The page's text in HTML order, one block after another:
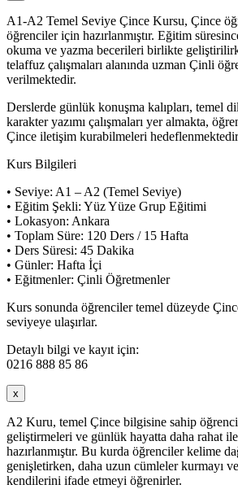
A1-A2 Temel Seviye Çince Kursu, Çince
öğrenciler için hazırlanmıştır. Eğitim
okuma ve yazma becerileri birlikte
telaffuz çalışmaları alanında uzman Çinli
verilmektedir.
Derslerde günlük konuşma kalıpları, temel
karakter yazımı çalışmaları yer almakta,
Çince iletişim kurabilmeleri
Kurs Bilgileri
• Seviye: A1 – A2 (Temel Seviye)
• Eğitim Şekli: Yüz Yüze Grup Eğitimi
• Lokasyon: Ankara
• Toplam Süre: 120 Ders / 15 Hafta
• Ders Süresi: 45 Dakika
• Günler: Hafta İçi
• Eğitmenler: Çinli Öğretmenler
Kurs sonunda öğrenciler temel düzeyde
seviyeye ulaşırlar.
Detaylı bilgi ve kayıt için:
0216 888 85 86
x
A2 Kuru, temel Çince bilgisine sahip
geliştirmeleri ve günlük hayatta daha rahat
hazırlanmıştır. Bu kurda öğrenciler kelime
genişletirken, daha uzun cümleler kurmayı
kendilerini ifade etmeyi öğrenirler.